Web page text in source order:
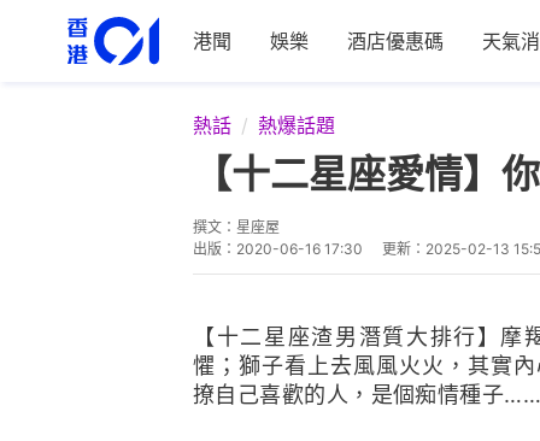
港聞 娛樂 酒店優惠碼 天氣
熱話 熱爆話題
【十二星座愛情】
撰文： 星座屋
出版： 2020-06-16 17:30 更新： 2025-02-13
【十二星座渣男潛質大排行】
懼；獅子看上去風風火火，其實
撩自己喜歡的人，是個痴情種子